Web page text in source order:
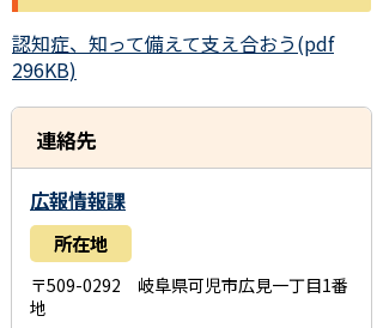
認知症、知って備えて支え合おう(pdf
296KB)
連絡先
広報情報課
所在地
〒509-0292 岐阜県可児市広見一丁目1番
地